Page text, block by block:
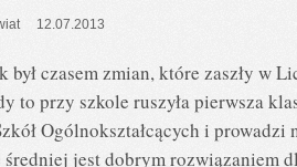
12.07.2013
czasem zmian, które zaszły w
to przy szkole ruszyła pierwsza
Ogólnokształcących i
jest dobrym rozwiązaniem